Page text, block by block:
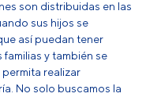
son distribuidas en las
sus hijos se
así puedan tener
y también se
realizar
No solo buscamos la